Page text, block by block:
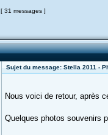
[ 31 messages ]
Sujet du message: Stella 2011 -
Nous voici de retour, après
Quelques photos souvenirs